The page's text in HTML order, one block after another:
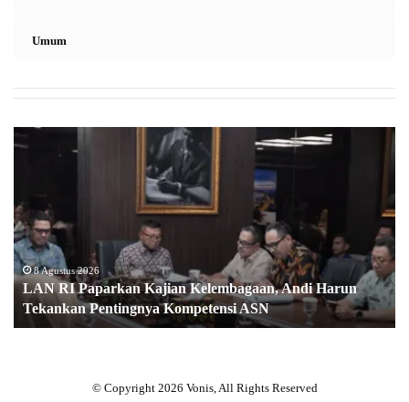
Umum
LAN
Kelembagaan,
Andi
Harun
Tekankan
Pentingnya
Kompetensi
ASN
8 Agustus 2026
LAN RI Paparkan Kajian Kelembagaan, Andi Harun
Tekankan Pentingnya Kompetensi ASN
© Copyright 2026 Vonis, All Rights Reserved